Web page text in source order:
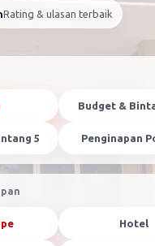
Rating & ulasan terbaik
Budget &
5 Penginapan
Hotel